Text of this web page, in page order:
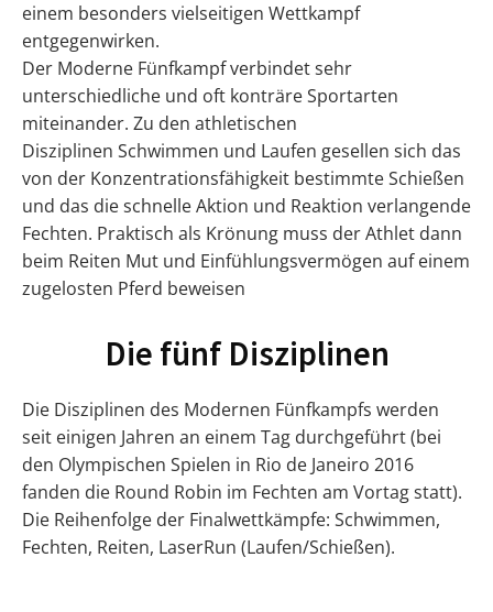
einem besonders vielseitigen Wettkampf
entgegenwirken.
Der Moderne Fünfkampf verbindet sehr
unterschiedliche und oft konträre Sportarten
miteinander. Zu den athletischen
Disziplinen Schwimmen und Laufen gesellen sich das
von der Konzentrationsfähigkeit bestimmte Schießen
und das die schnelle Aktion und Reaktion verlangende
Fechten. Praktisch als Krönung muss der Athlet dann
beim Reiten Mut und Einfühlungsvermögen auf einem
zugelosten Pferd beweisen
Die fünf Disziplinen
Die Disziplinen des Modernen Fünfkampfs werden
seit einigen Jahren an einem Tag durchgeführt (bei
den Olympischen Spielen in Rio de Janeiro 2016
fanden die Round Robin im Fechten am Vortag statt).
Die Reihenfolge der Finalwettkämpfe: Schwimmen,
Fechten, Reiten, LaserRun (Laufen/Schießen).